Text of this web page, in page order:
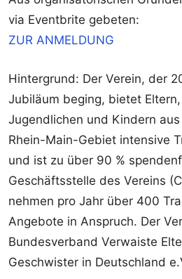
via Eventbrite gebeten:
ZUR ANMELDUNG
Hintergrund: Der Verein, der
Jubiläum beging, bietet
Jugendlichen und Kindern
Rhein-Main-Gebiet intensive
und ist zu über 90 %
Geschäftsstelle des Vereins
nehmen pro Jahr über 400
Angebote in Anspruch. Der
Bundesverband Verwaiste
Geschwister in Deutschland